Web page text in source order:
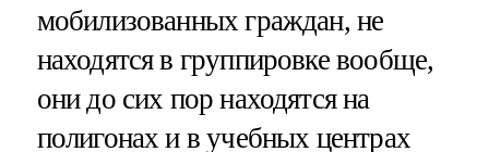
мобилизованных граждан, не
находятся в группировке вообще,
они до сих пор находятся на
полигонах и в учебных центрах